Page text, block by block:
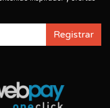
Registrar